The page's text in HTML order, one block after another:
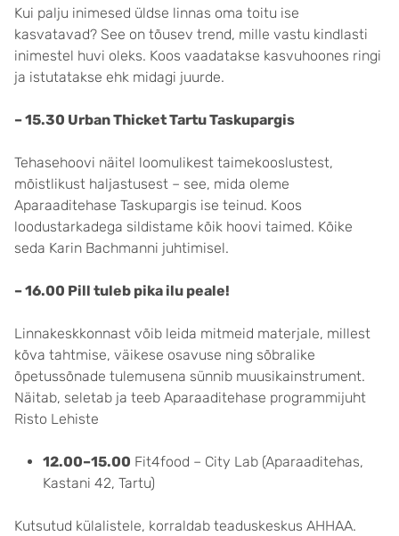
Kui palju inimesed üldse linnas oma toitu ise
kasvatavad? See on tõusev trend, mille vastu kindlasti
inimestel huvi oleks. Koos vaadatakse kasvuhoones ringi
ja istutatakse ehk midagi juurde.
– 15.30 Urban Thicket Tartu Taskupargis
Tehasehoovi näitel loomulikest taimekooslustest,
mõistlikust haljastusest – see, mida oleme
Aparaaditehase Taskupargis ise teinud. Koos
loodustarkadega sildistame kõik hoovi taimed. Kõike
seda Karin Bachmanni juhtimisel.
– 16.00 Pill tuleb pika ilu peale!
Linnakeskkonnast võib leida mitmeid materjale, millest
kõva tahtmise, väikese osavuse ning sõbralike
õpetussõnade tulemusena sünnib muusikainstrument.
Näitab, seletab ja teeb Aparaaditehase programmijuht
Risto Lehiste
12.00–15.00 Fit4food – City Lab (Aparaaditehas,
Kastani 42, Tartu)
Kutsutud külalistele, korraldab teaduskeskus AHHAA.